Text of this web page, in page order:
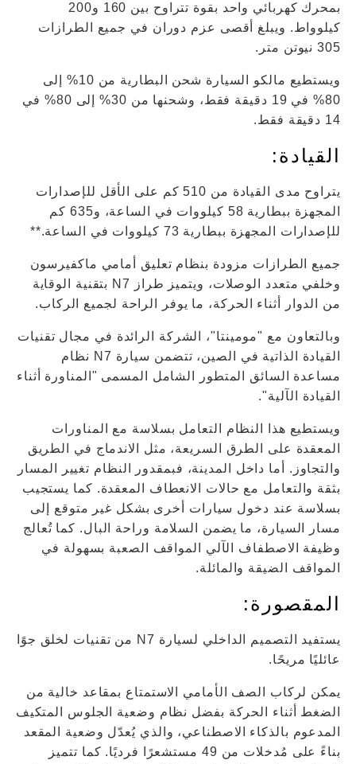
بمحرك كهربائي واحد بقوة تتراوح بين 160 و200
كيلوواط. ويبلغ أقصى عزم دوران في جميع الطرازات
305 نيوتن متر.
ويستطيع مالكو السيارة شحن البطارية من 10% إلى
80% في 19 دقيقة فقط، وشحنها من 30% إلى 80% في
14 دقيقة فقط.
القيادة:
يتراوح مدى القيادة من 510 كم على الأقل للإصدارات
المجهزة ببطارية 58 كيلووات في الساعة، و635 كم
للإصدارات المجهزة ببطارية 73 كيلووات في الساعة.**
جميع الطرازات مزودة بنظام تعليق أمامي ماكفيرسون
وخلفي متعدد الوصلات، ويتميز طراز N7 بتقنية الوقاية
من الدوار أثناء الحركة، ما يوفر الراحة لجميع الركاب.
وبالتعاون مع "مومينتا"، الشركة الرائدة في مجال تقنيات
القيادة الذاتية في الصين، تتضمن سيارة N7 نظام
مساعدة السائق المتطور الشامل المسمى "المناورة أثناء
القيادة الآلية".
ويستطيع هذا النظام التعامل بسلاسة مع المناورات
المعقدة على الطرق السريعة، مثل الاندماج في الطريق
والتجاوز. أما داخل المدينة، فبمقدور النظام تغيير المسار
بثقة والتعامل مع حالات الانعطاف المعقدة. كما يستجيب
بسلاسة عند دخول سيارات أخرى بشكل غير متوقع إلى
مسار السيارة، ما يضمن السلامة وراحة البال. كما تُعالج
وظيفة الاصطفاف الآلي المواقف الصعبة بسهولة في
المواقف الضيقة والمائلة.
المقصورة:
يستفيد التصميم الداخلي لسيارة N7 من تقنيات لخلق جوًا
عائليًا مريحًا.
يمكن لركاب الصف الأمامي الاستمتاع بمقاعد خالية من
الضغط أثناء الحركة بفضل نظام وضعية الجلوس المتكيف
المدعوم بالذكاء الاصطناعي، والذي يُعدّل وضعية المقعد
بناءً على مُدخلات من 49 مستشعرًا فرديًا. كما تتميز